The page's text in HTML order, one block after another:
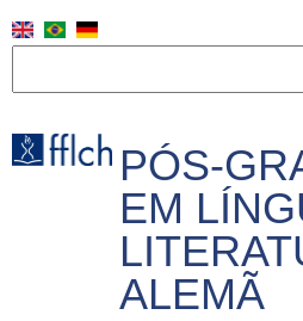
para
principal
PÓS-
EM
ALEMÃ